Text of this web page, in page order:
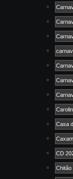
Casa
CD
Chitão